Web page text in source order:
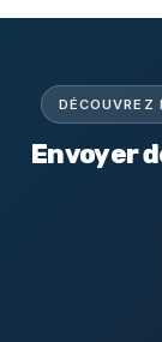
DÉCOUVREZ
Envoyer